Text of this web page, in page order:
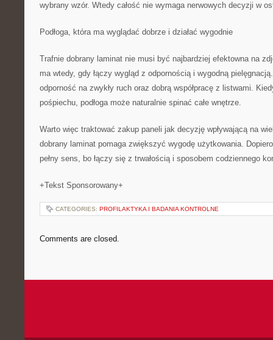
wybrany wzór. Wtedy całość nie wymaga nerwowych decyzji w
Podłoga, która ma wyglądać dobrze i działać wygodnie
Trafnie dobrany laminat nie musi być najbardziej efektowna na
ma wtedy, gdy łączy wygląd z odpornością i wygodną
odporność na zwykły ruch oraz dobrą współpracę z listwami.
pośpiechu, podłoga może naturalnie spinać całe wnętrze.
Warto więc traktować zakup paneli jak decyzję wpływającą na
dobrany laminat pomaga zwiększyć wygodę użytkowania.
pełny sens, bo łączy się z trwałością i sposobem codziennego
+Tekst Sponsorowany+
CATEGORIES: PROFILAKTYKA I BADANIA KONTROLNE
Comments are closed.